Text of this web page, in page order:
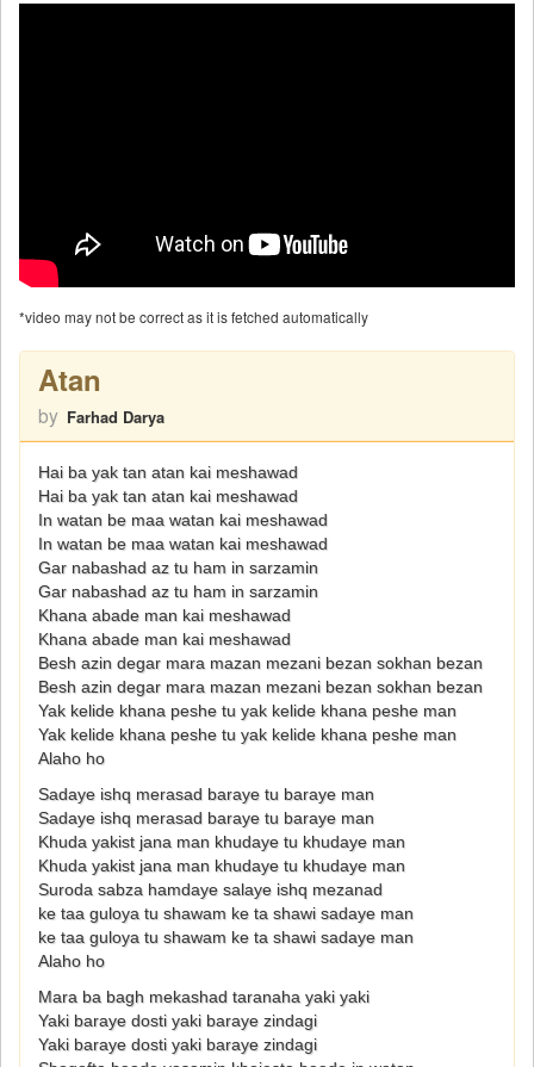
*video may not be correct as it is fetched automatically
Atan
by Farhad Darya
Hai ba yak tan atan kai meshawad
Hai ba yak tan atan kai meshawad
In watan be maa watan kai meshawad
In watan be maa watan kai meshawad
Gar nabashad az tu ham in sarzamin
Gar nabashad az tu ham in sarzamin
Khana abade man kai meshawad
Khana abade man kai meshawad
Besh azin degar mara mazan mezani bezan sokhan bezan
Besh azin degar mara mazan mezani bezan sokhan bezan
Yak kelide khana peshe tu yak kelide khana peshe man
Yak kelide khana peshe tu yak kelide khana peshe man
Alaho ho
Sadaye ishq merasad baraye tu baraye man
Sadaye ishq merasad baraye tu baraye man
Khuda yakist jana man khudaye tu khudaye man
Khuda yakist jana man khudaye tu khudaye man
Suroda sabza hamdaye salaye ishq mezanad
ke taa guloya tu shawam ke ta shawi sadaye man
ke taa guloya tu shawam ke ta shawi sadaye man
Alaho ho
Mara ba bagh mekashad taranaha yaki yaki
Yaki baraye dosti yaki baraye zindagi
Yaki baraye dosti yaki baraye zindagi